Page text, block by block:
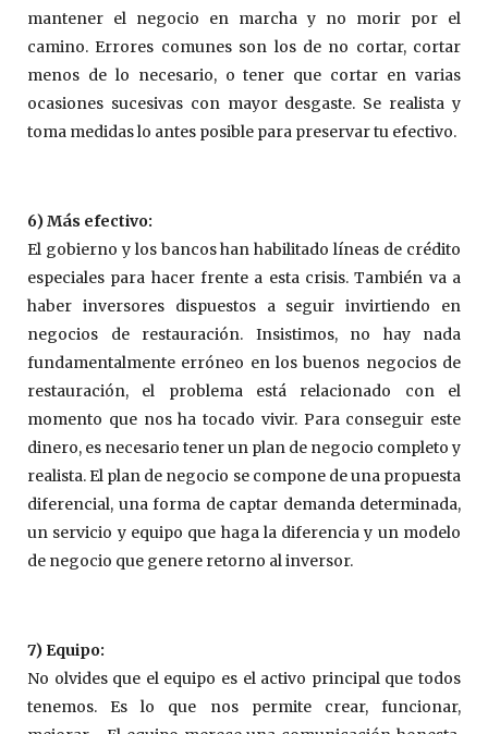
mantener el negocio en marcha y no morir por el
camino. Errores comunes son los de no cortar, cortar
menos de lo necesario, o tener que cortar en varias
ocasiones sucesivas con mayor desgaste. Se realista y
toma medidas lo antes posible para preservar tu efectivo.
6) Más efectivo:
El gobierno y los bancos han habilitado líneas de crédito
especiales para hacer frente a esta crisis. También va a
haber inversores dispuestos a seguir invirtiendo en
negocios de restauración. Insistimos, no hay nada
fundamentalmente erróneo en los buenos negocios de
restauración, el problema está relacionado con el
momento que nos ha tocado vivir. Para conseguir este
dinero, es necesario tener un plan de negocio completo y
realista. El plan de negocio se compone de una propuesta
diferencial, una forma de captar demanda determinada,
un servicio y equipo que haga la diferencia y un modelo
de negocio que genere retorno al inversor.
7) Equipo:
No olvides que el equipo es el activo principal que todos
tenemos. Es lo que nos permite crear, funcionar,